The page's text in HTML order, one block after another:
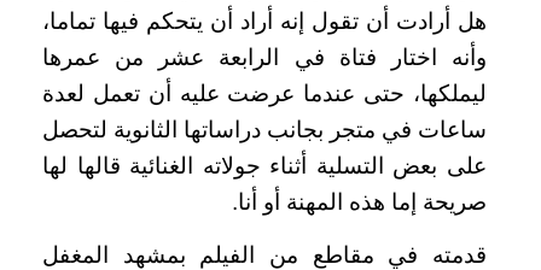
هل أرادت أن تقول إنه أراد أن يتحكم فيها تماما،
وأنه اختار فتاة في الرابعة عشر من عمرها
ليملكها، حتى عندما عرضت عليه أن تعمل لعدة
ساعات في متجر بجانب دراساتها الثانوية لتحصل
على بعض التسلية أثناء جولاته الغنائية قالها لها
صريحة إما هذه المهنة أو أنا.
قدمته في مقاطع من الفيلم بمشهد المغفل